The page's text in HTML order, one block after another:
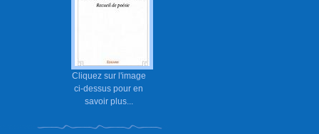
Cliquez sur l'image
ci-dessus pour en
savoir plus...